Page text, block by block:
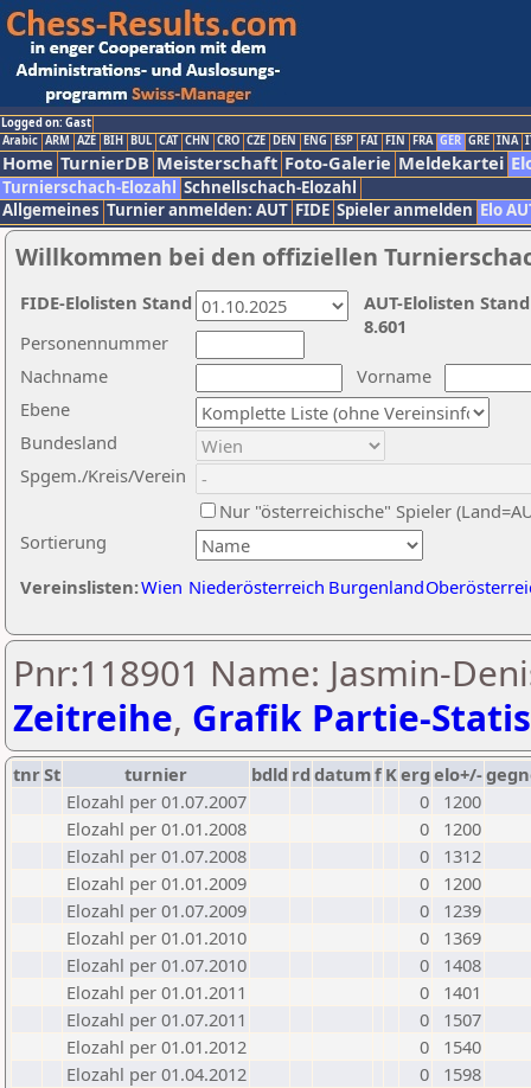
Logged on: Gast
Arabic ARM AZE BIH BUL CAT CHN CRO CZE DEN ENG ESP FAI FIN FRA GER GRE INA
Home TurnierDB Meisterschaft Foto-Galerie Meldekartei
Turnierschach-Elozahl Schnellschach-Elozahl
Allgemeines Turnier anmelden: AUT FIDE Spieler anmelden Elo
Willkommen bei den offiziellen
Nachname
Vorname
Ebene
Sortierung
Personennummer
Bundesland
Spgem./Kreis/Verein
Nur "österreichische" Spieler
Vereinslisten:Wien Niederösterreich Burgenland
AUT-Elolisten
8.601
FIDE-Elolisten Stand
Pnr:118901 Name: Jasmin-
Zeitreihe, Grafik Partie-
tnrSt turnier bdld rd datumf Kerg elo+/-
Elozahl per 01.07.2007
0
1200
Elozahl per 01.01.2008
0
1200
Elozahl per 01.07.2008
0
1312
Elozahl per 01.01.2009
0
1200
Elozahl per 01.07.2009
0
1239
Elozahl per 01.01.2010
0
1369
Elozahl per 01.07.2010
0
1408
Elozahl per 01.01.2011
0
1401
Elozahl per 01.07.2011
0
1507
Elozahl per 01.01.2012
0
1540
Elozahl per 01.04.2012
0
1598